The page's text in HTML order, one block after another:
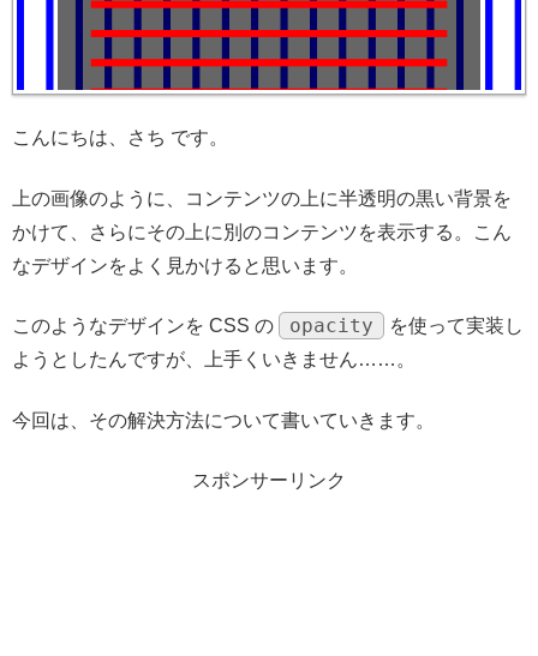
こんにちは、さち です。
上の画像のように、コンテンツの上に半透明の黒い背景を
かけて、さらにその上に別のコンテンツを表示する。こん
なデザインをよく見かけると思います。
このようなデザインを CSS の opacity
を使って実装し
ようとしたんですが、上手くいきません……。
今回は、その解決方法について書いていきます。
スポンサーリンク